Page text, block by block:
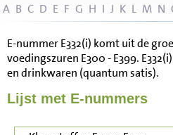
A B C D E F G H I J K L M N
E-nummer E332(i) komt uit de
voedingszuren E300 - E399.
en drinkwaren (quantum satis).
Lijst met E-nummers